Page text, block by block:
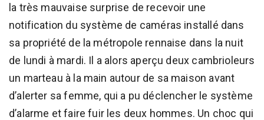
la très mauvaise surprise de recevoir une
notification du système de caméras installé dans
sa propriété de la métropole rennaise dans la nuit
de lundi à mardi. Il a alors aperçu deux cambrioleurs
un marteau à la main autour de sa maison avant
d’alerter sa femme, qui a pu déclencher le système
d’alarme et faire fuir les deux hommes. Un choc qui